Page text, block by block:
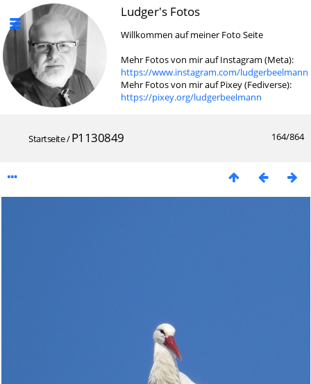
Ludger's Fotos
Willkommen auf meiner Foto Seite
Mehr Fotos von mir auf Instagram (Meta):
https://www.instagram.com/ludgerbeelmann
Mehr Fotos von mir auf Pixey (Fediverse):
https://pixey.org/ludgerbeelmann
164/864
Startseite/P1130849